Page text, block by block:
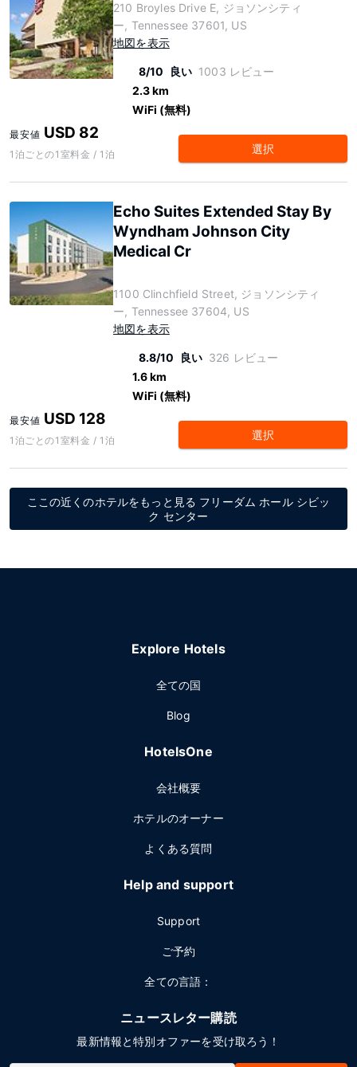
210 Broyles Drive E, ジョソンシティ
ー, Tennessee 37601, US
地図を表示
8/10 良い 1003 レビュー
2.3 km
WiFi (無料)
最安値 USD 82
1泊ごとの1室料金 / 1泊 選択
Echo Suites Extended Stay By
Wyndham Johnson City
Medical Cr
1100 Clinchfield Street, ジョソンシティ
ー, Tennessee 37604, US
地図を表示
8.8/10 良い 326 レビュー
1.6 km
WiFi (無料)
最安値 USD 128
1泊ごとの1室料金 / 1泊 選択
ここの近くのホテルをもっと見る フリーダム ホール シビッ
ク センター
Explore Hotels
全ての国
Blog
HotelsOne
会社概要
ホテルのオーナー
よくある質問
Help and support
Support
ご予約
全ての言語：
ニュースレター購読
最新情報と特別オファーを受け取ろう！